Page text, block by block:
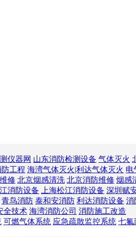
仪器网 山东消防检测设备 气体灭火
工程 海湾气体灭火|利达气体灭火 电
修 北京烟感清洗 北京消防维修 烟感
消防设备 上海松江消防设备 深圳赋
青鸟消防 泰和安消防 利达消防设备 消
全技术 海湾消防公司 消防施工改造
可燃气体系统 应急疏散监控系统 七氟